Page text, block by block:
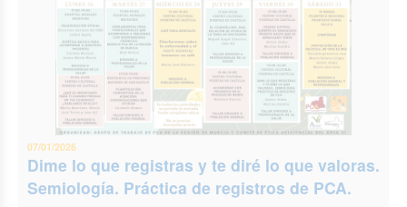
07/01/2026
Dime lo que registras y te diré lo que valoras.
Semiología. Práctica de registros de PCA.